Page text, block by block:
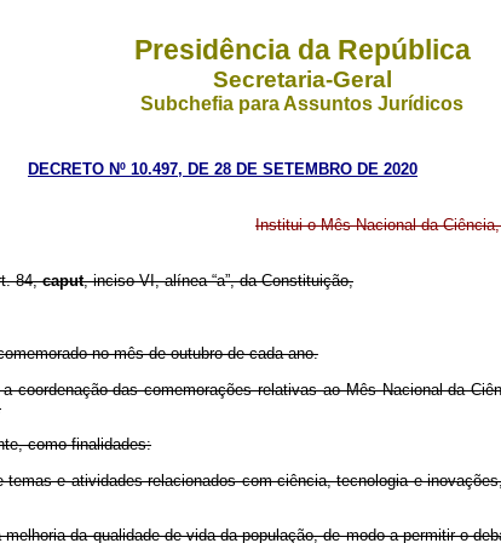
Presidência da República
Secretaria-Geral
Subchefia para Assuntos Jurídicos
DECRETO Nº 10.497, DE 28 DE SETEMBRO DE 2020
Institui o Mês Nacional da
84,caput, inciso VI, alínea “a”, da Constituição,
no mês de outubro de cada ano.
das comemorações relativas ao Mês Nacional da
como finalidades:
e atividades relacionados com ciência, tecnologia e
da qualidade de vida da população, de modo a permitir o